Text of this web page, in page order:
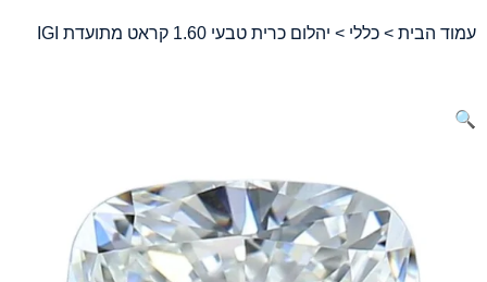
עמוד הבית > כללי > יהלום כרית טבעי 1.60 קראט מתועדת IGI
🔍